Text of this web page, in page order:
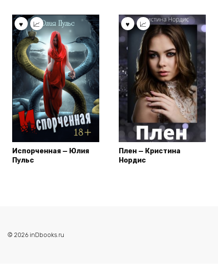
Испорченная — Юлия
Пульс
Плен — Кристина
Нордис
© 2026 inDbooks.ru